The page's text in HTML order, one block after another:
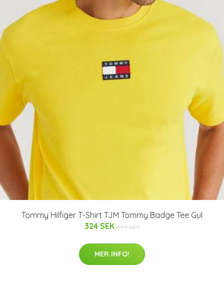
Tommy Hilfiger T-Shirt TJM Tommy Badge Tee Gul
324 SEK 499 SEK
MER INFO!